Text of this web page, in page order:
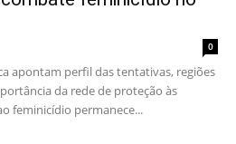
0
apontam perfil das tentativas, regiões
da rede de proteção às
feminicídio permanece...